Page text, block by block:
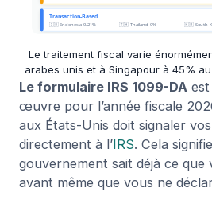
Le traitement fiscal varie
arabes unis et à Singapour à 45%
Le formulaire IRS 1099-DA
œuvre pour l’année fiscale
aux États-Unis doit signaler
directement à l’IRS. Cela
gouvernement sait déjà ce que
avant même que vous ne